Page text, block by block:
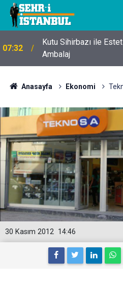
07:32
Kutu Sihirbazı ile
Ambalaj
Anasayfa Ekonomi
14:46
30 Kasım 2012